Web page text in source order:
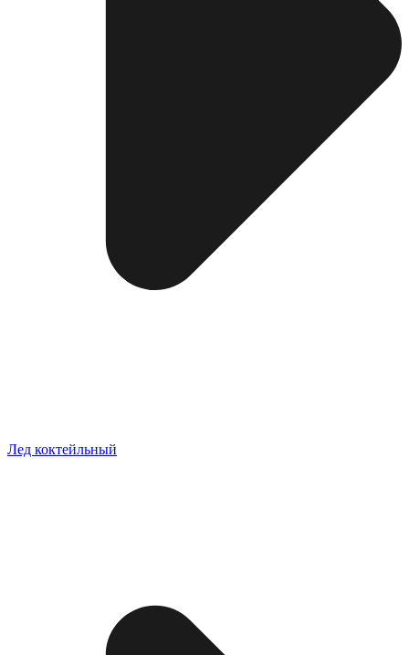
Лед коктейльный